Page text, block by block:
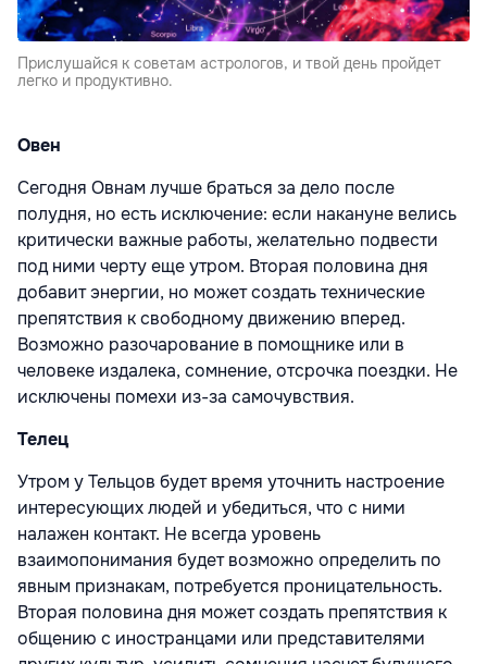
Прислушайся к советам астрологов, и твой день пройдет
легко и продуктивно.
Овен
Сегодня Овнам лучше браться за дело после
полудня, но есть исключение: если накануне велись
критически важные работы, желательно подвести
под ними черту еще утром. Вторая половина дня
добавит энергии, но может создать технические
препятствия к свободному движению вперед.
Возможно разочарование в помощнике или в
человеке издалека, сомнение, отсрочка поездки. Не
исключены помехи из-за самочувствия.
Телец
Утром у Тельцов будет время уточнить настроение
интересующих людей и убедиться, что с ними
налажен контакт. Не всегда уровень
взаимопонимания будет возможно определить по
явным признакам, потребуется проницательность.
Вторая половина дня может создать препятствия к
общению с иностранцами или представителями